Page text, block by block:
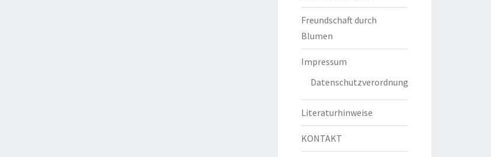
Freundschaft durch
Blumen
Impressum
Datenschutzverordnung
Literaturhinweise
KONTAKT